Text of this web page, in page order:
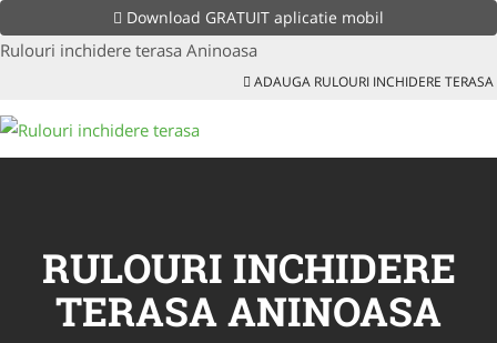
Download GRATUIT aplicatie mobil
Rulouri inchidere terasa Aninoasa
ADAUGA RULOURI INCHIDERE TERASA
RULOURI INCHIDERE
TERASA ANINOASA